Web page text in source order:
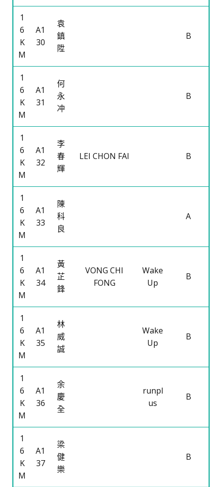
1
6
K
M
A1
30
袁
鎮
陞
B
1
6
K
M
A1
31
何
永
冲
B
1
6
K
M
A1
32
李
春
輝
LEI CHON FAI B
1
6
K
M
A1
33
陳
科
良
A
1
6
K
M
A1
34
黃
芷
鋒
VONG CHI
FONG
Wake
Up
B
1
6
K
M
A1
35
林
威
誠
Wake
Up
B
1
6
K
M
A1
36
余
慶
全
runpl
us
B
1
6
K
M
A1
37
梁
健
樂
B